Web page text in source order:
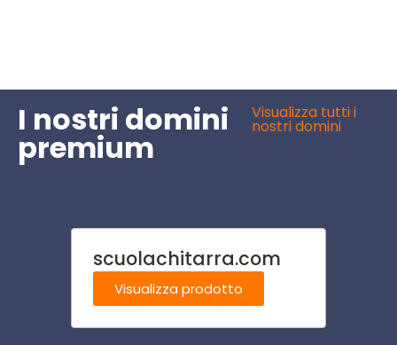
I nostri domini
premium
Visualizza tutti i
nostri domini
scuolachitarra.com
Visualizza prodotto